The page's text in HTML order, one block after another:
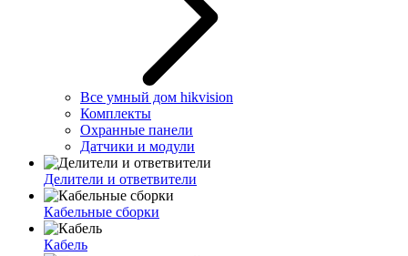
Все умный дом hikvision
Комплекты
Охранные панели
Датчики и модули
Делители и ответвители
Кабельные сборки
Кабель